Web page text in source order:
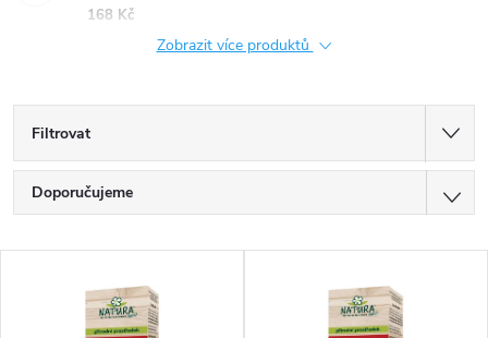
168 Kč
Zobrazit více produktů
Filtrovat
a
Doporučujeme
Nejprodávanější